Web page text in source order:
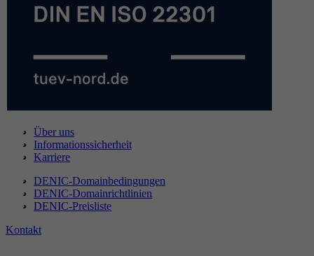
Über uns
Informationssicherheit
Karriere
DENIC-Domainbedingungen
DENIC-Domainrichtlinien
DENIC-Preisliste
Kontakt